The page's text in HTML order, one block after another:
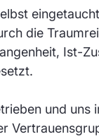
die
Ist-
und uns